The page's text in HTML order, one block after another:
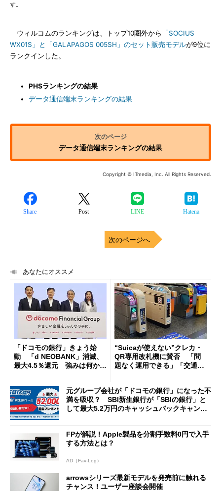
す。
ウィルコムのランキングは、トップ10圏外から
「SOCIUS
WX01S」と「GALAPAGOS 005SH」のセット販売モデルが9位に
ランクインした。
PHSランキングの結果
データ通信端末ランキングの結果
データ通信端末ランキングの結果
Copyright © ITmedia, Inc. All Rights Reserved.
Share Post LINE Hatena
次のページへ
あなたにオススメ
「ドコモの銀行」きょう始
動 「d NEOBANK」消滅、
最大4.5％還元 強みは何か解
“Suicaが使えない”クレカ・
QR専用改札機に賛否 「問
題なく運用できる」「交通系I
元グループ会社が「ドコモの銀行」になった不
満を吸収？ SBI新生銀行が「SBIの銀行」と
して最大5.2万円のキャッシュバックキャンペ
FPが解説！Apple製品を分割手数料0円で入手
する方法とは？
AD（Fav-Log）
arrowsシリーズ最新モデルを発売前に触れる
チャンス！ユーザー座談会開催